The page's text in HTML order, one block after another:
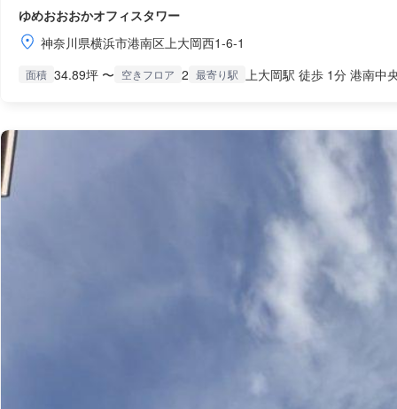
ゆめおおおかオフィスタワー
神奈川県横浜市港南区上大岡西1-6-1
面積 34.89坪 〜 空きフロア 2 最寄り駅 上大岡駅 徒歩 1分 港南中